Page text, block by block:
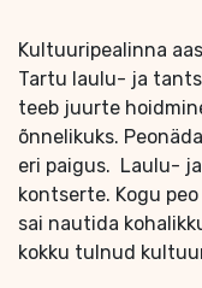
Kultuuripealinna
Tartu laulu- ja
teeb juurte
õnnelikuks.
eri paigus. Laulu-
kontserte. Kogu
sai nautida
kokku tulnud